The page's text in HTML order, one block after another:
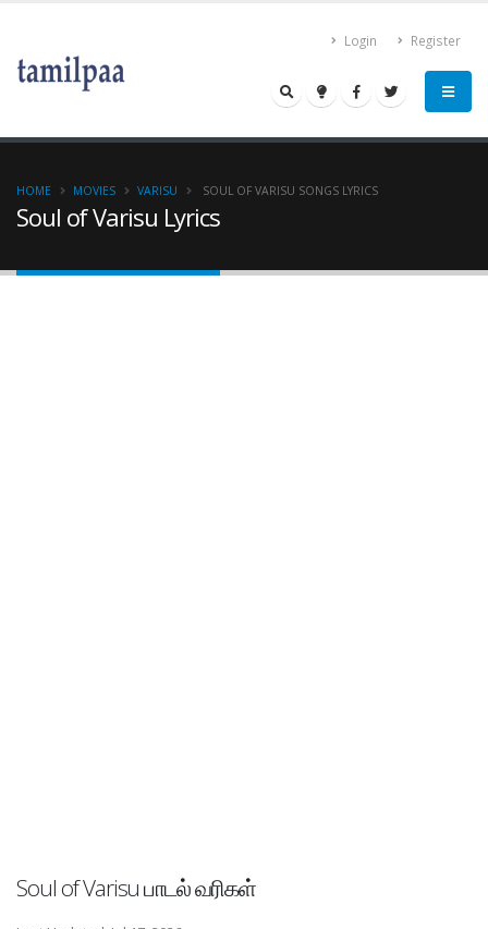
Login Register
Soul of Varisu Lyrics
HOME MOVIES VARISU SOUL OF VARISU SONGS LYRICS
Soul of Varisu பாடல் வரிகள்